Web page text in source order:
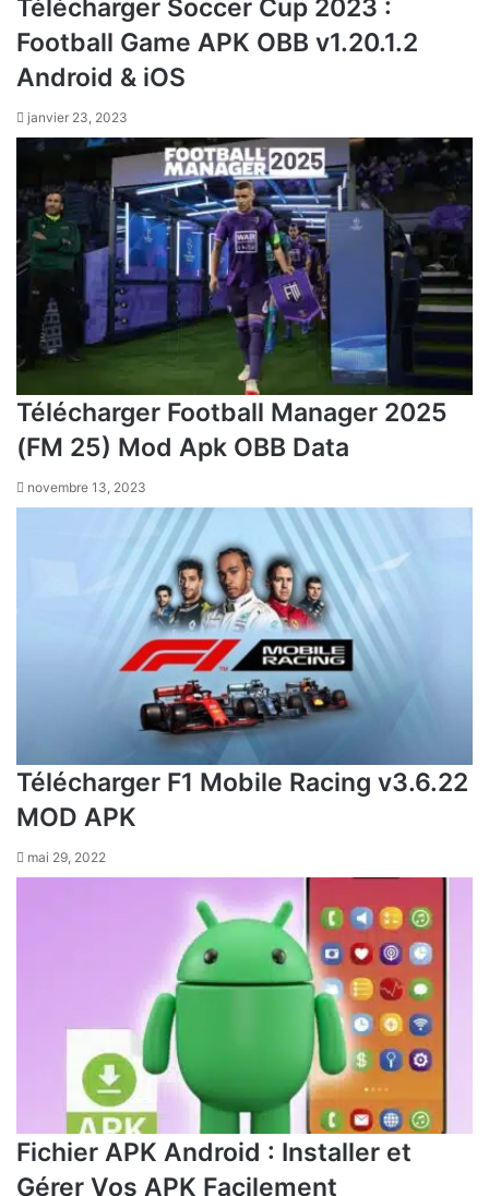
Télécharger Soccer Cup 2023 :
Football Game APK OBB v1.20.1.2
Android & iOS
janvier 23, 2023
Télécharger Football Manager 2025
(FM 25) Mod Apk OBB Data
novembre 13, 2023
Télécharger F1 Mobile Racing v3.6.22
MOD APK
mai 29, 2022
Fichier APK Android : Installer et
Gérer Vos APK Facilement